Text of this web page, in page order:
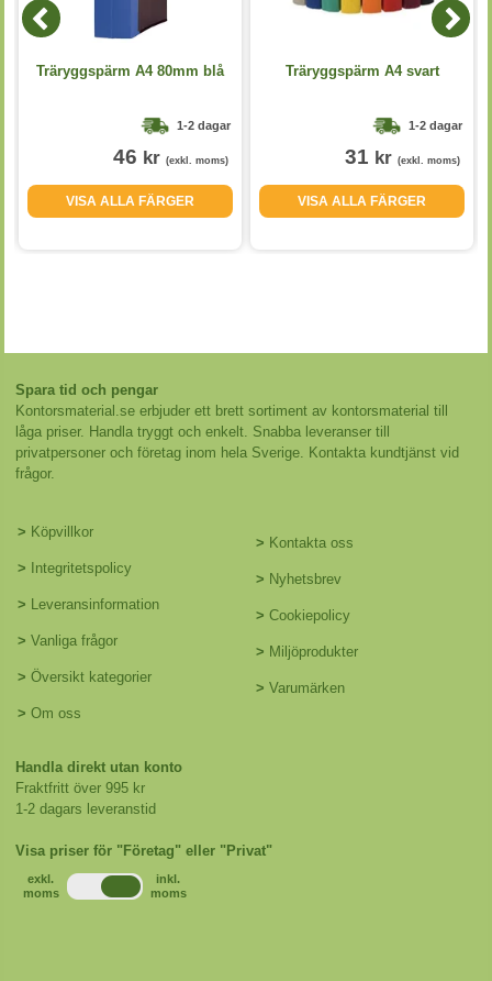
Träryggspärm A4 80mm blå
1-2 dagar
46 kr (exkl. moms)
VISA ALLA FÄRGER
Träryggspärm A4 svart
1-2 dagar
31 kr (exkl. moms)
VISA ALLA FÄRGER
Spara tid och pengar
Kontorsmaterial.se erbjuder ett brett sortiment av kontorsmaterial till
låga priser. Handla tryggt och enkelt. Snabba leveranser till
privatpersoner och företag inom hela Sverige. Kontakta kundtjänst vid
frågor.
> Köpvillkor
> Integritetspolicy
> Leveransinformation
> Vanliga frågor
> Översikt kategorier
> Om oss
> Kontakta oss
> Nyhetsbrev
> Cookiepolicy
> Miljöprodukter
> Varumärken
Handla direkt utan konto
Fraktfritt över 995 kr
1-2 dagars leveranstid
Visa priser för "Företag" eller "Privat"
exkl.
moms
inkl.
moms